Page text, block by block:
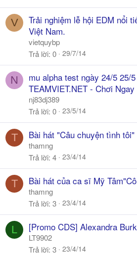
V
Trải nghiệm lễ hội EDM nổi
Việt Nam.
vietquybp
Trả lời 0 29/7/14
N
mu alpha test ngày 24/5 25/
TEAMVIET.NET - Chơi
nj83dj389
Trả lời 0 23/5/14
T Bài hát "Câu chuyện tình
thamng
Trả lời 4 23/4/14
T Bài hát của ca sĩ Mỹ
thamng
Trả lời 3 23/4/14
L [Promo CDS] Alexandra
LT9902
Trả lời 3 23/4/14